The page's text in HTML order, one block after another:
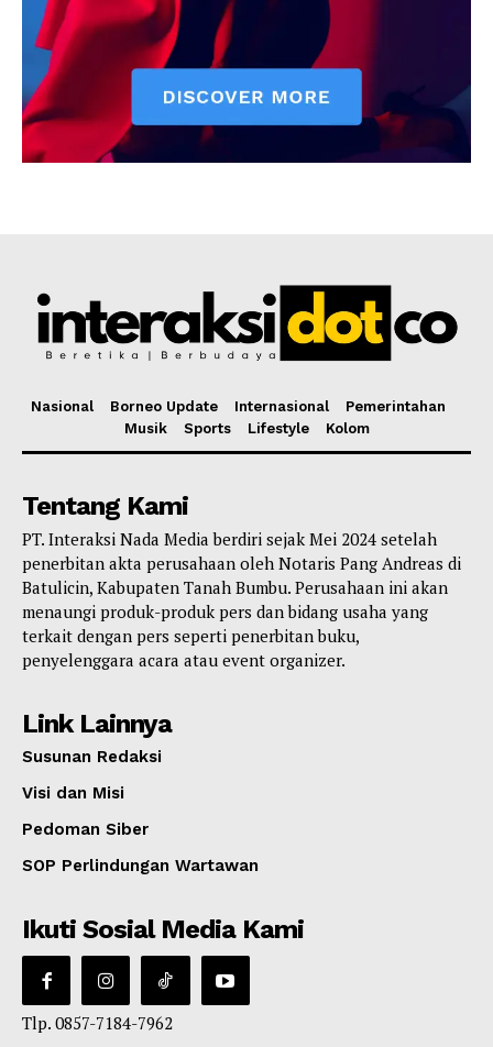
Nasional Borneo Update Internasional
Pemerintahan
Musik
Sports Lifestyle Kolom
Tentang Kami
PT. Interaksi Nada Media berdiri sejak Mei 2024 setelah
penerbitan akta perusahaan oleh Notaris Pang Andreas di
Batulicin, Kabupaten Tanah Bumbu. Perusahaan ini akan
menaungi produk-produk pers dan bidang usaha yang
terkait dengan pers seperti penerbitan buku,
penyelenggara acara atau event organizer.
Link Lainnya
Susunan Redaksi
Visi dan Misi
Pedoman Siber
SOP Perlindungan Wartawan
Ikuti Sosial Media Kami
Tlp. 0857-7184-7962